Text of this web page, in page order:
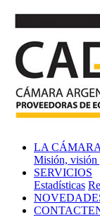
LA CÁMARA
Misión, visión
SERVICIOS
Estadísticas